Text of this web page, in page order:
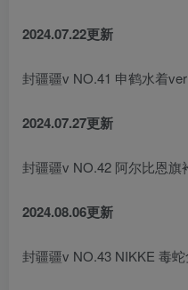
2024.07.22更新
封疆疆v NO.41 申鹤水着
2024.07.27更新
封疆疆v NO.42 阿尔比恩旗
2024.08.06更新
封疆疆v NO.43 NIKKE 毒